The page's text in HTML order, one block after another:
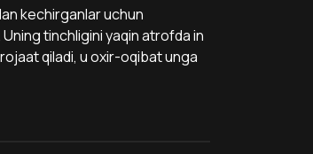
kechirganlar uchun
tinchligini yaqin atrofda in
qiladi, u oxir-oqibat unga